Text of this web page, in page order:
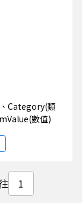
數值)